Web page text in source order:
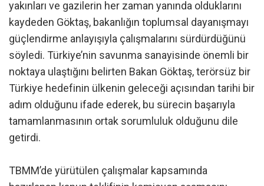
yakınları ve gazilerin her zaman yanında olduklarını
kaydeden Göktaş, bakanlığın toplumsal dayanışmayı
güçlendirme anlayışıyla çalışmalarını sürdürdüğünü
söyledi. Türkiye’nin savunma sanayisinde önemli bir
noktaya ulaştığını belirten Bakan Göktaş, terörsüz bir
Türkiye hedefinin ülkenin geleceği açısından tarihi bir
adım olduğunu ifade ederek, bu sürecin başarıyla
tamamlanmasının ortak sorumluluk olduğunu dile
getirdi.
TBMM’de yürütülen çalışmalar kapsamında